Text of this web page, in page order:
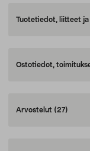
Tuotetiedot, liitteet
Ostotiedot,
Arvostelut (27)